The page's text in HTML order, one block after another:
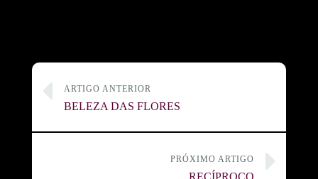
ARTIGO ANTERIOR
BELEZA DAS FLORES
PRÓXIMO ARTIGO
RECÍPROCO